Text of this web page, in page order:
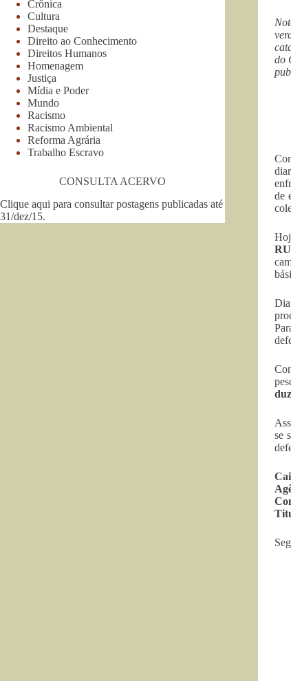
do
de
se
Crônica
Cultura
Destaque
Direito ao Conhecimento
Direitos Humanos
Homenagem
Justiça
Mídia e Poder
Mundo
Racismo
Racismo Ambiental
Reforma Agrária
Trabalho Escravo
CONSULTA ACERVO
Clique aqui para consultar postagens publicadas até
31/dez/15.